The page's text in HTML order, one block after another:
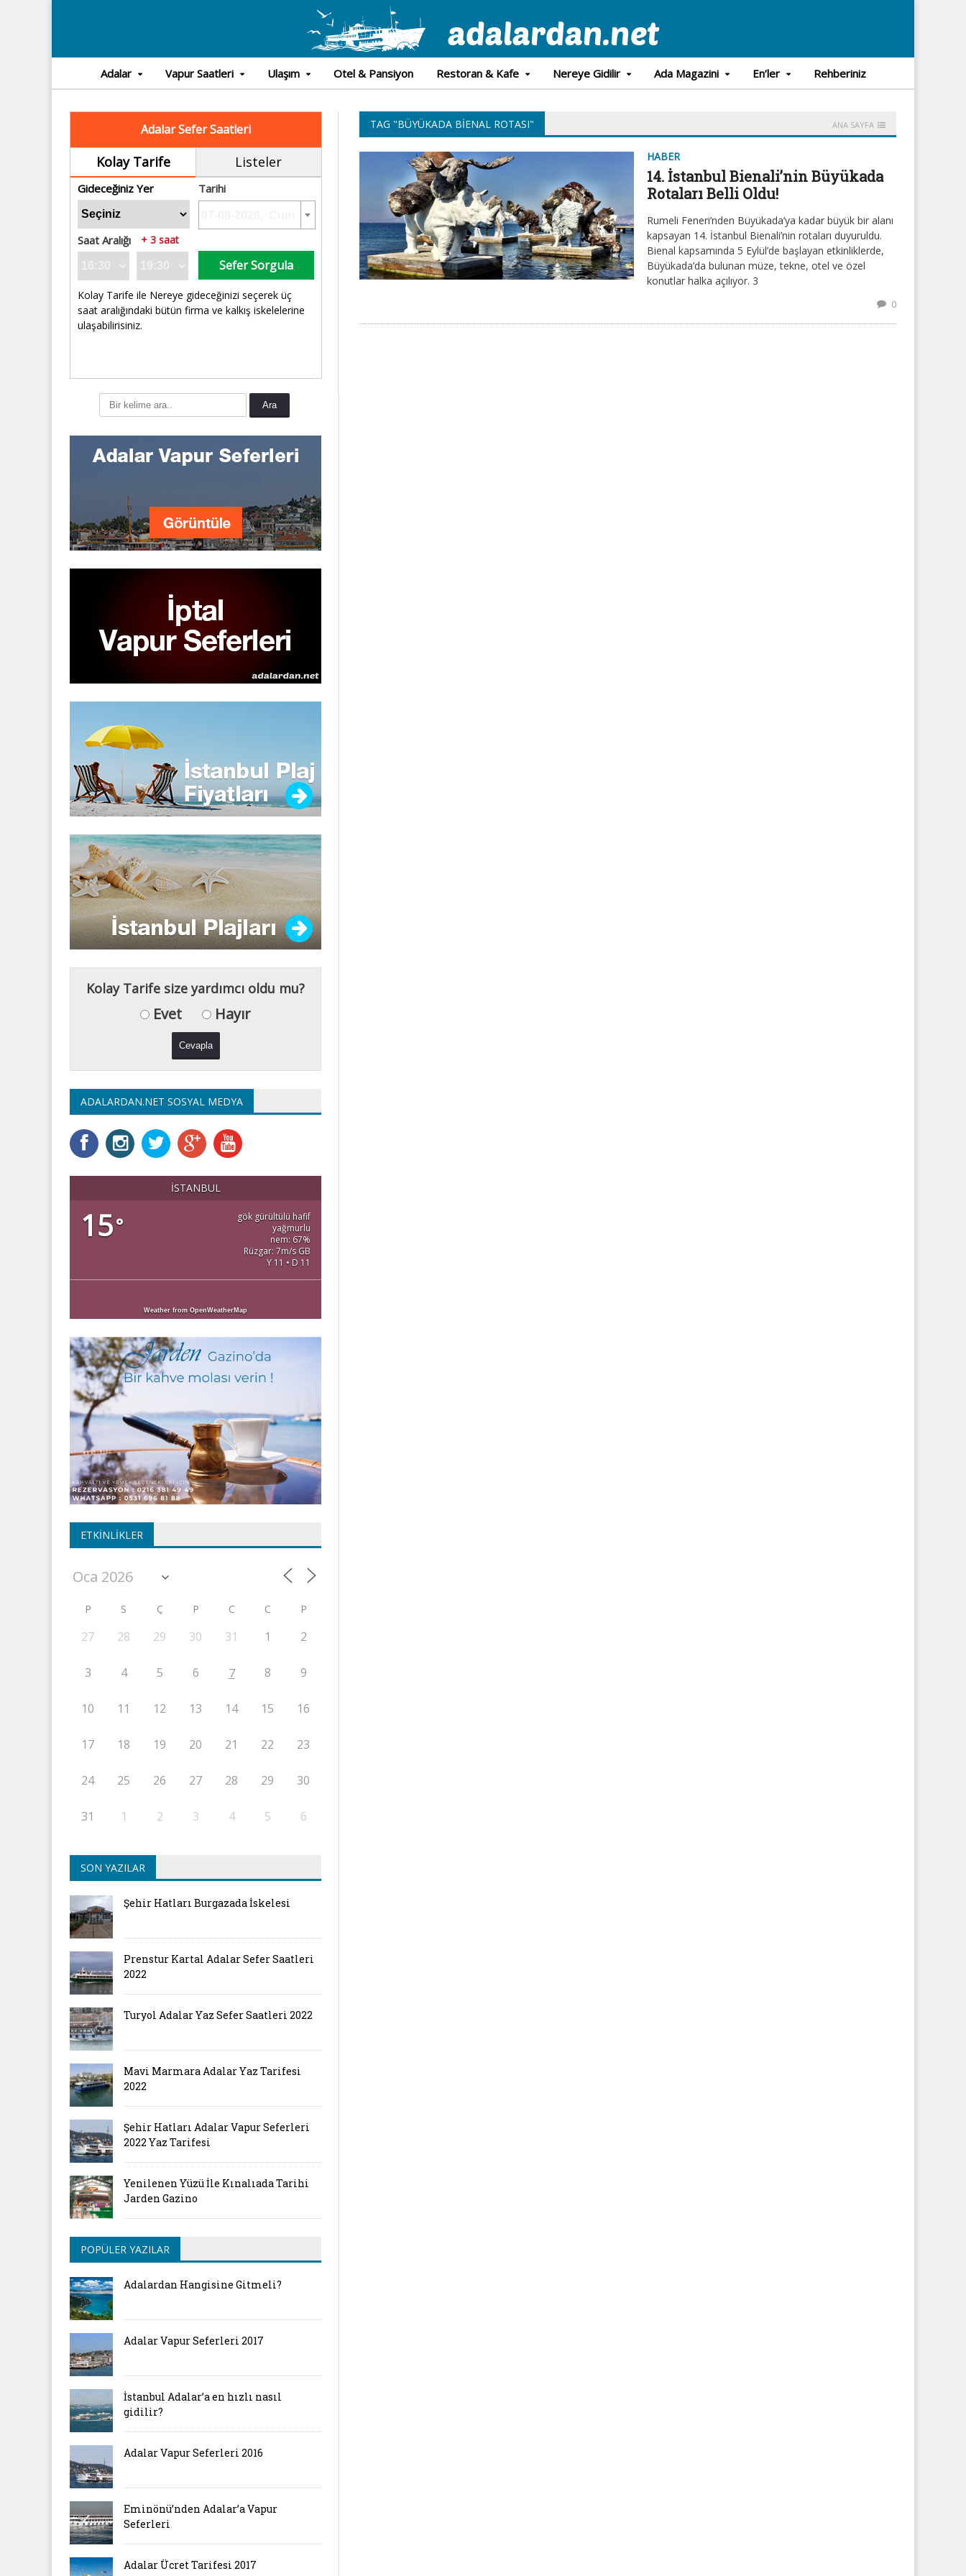
Adalar Vapur Saatleri Ulaşım Otel & Pansiyon Restoran & Kafe Nereye Gidilir Ada Magazini En’ler Rehberiniz
Adalar Sefer Saatleri
Kolay Tarife Listeler
Gideceğiniz Yer Tarihi
Saat Aralığı + 3 saat
Sefer Sorgula
Kolay Tarife ile Nereye gideceğinizi seçerek üç
saat aralığındaki bütün firma ve kalkış iskelelerine
ulaşabilirisiniz.
TAG "BÜYÜKADA BIENAL ROTASI" ANA SAYFA
HABER
14. İstanbul Bienali’nin Büyükada
Rotaları Belli Oldu!
Rumeli Feneri’nden Büyükada’ya kadar büyük bir alanı
kapsayan 14. İstanbul Bienali’nin rotaları duyuruldu.
Bienal kapsamında 5 Eylül’de başlayan etkinliklerde,
Büyükada’da bulunan müze, tekne, otel ve özel
konutlar halka açılıyor. 3
0
Kolay Tarife size yardımcı oldu mu?
Evet Hayır
ADALARDAN.NET SOSYAL MEDYA
İSTANBUL
15°
gök gürültülü hafif
yağmurlu
nem: 67%
Rüzgar: 7m/s GB
Y 11 • D 11
Weather from OpenWeatherMap
ETKINLIKLER
P S Ç P C C P
27 28 29 30 31 1 2
3 4 5 6 7 8 9
10 11 12 13 14 15 16
17 18 19 20 21 22 23
24 25 26 27 28 29 30
31 1 2 3 4 5 6
SON YAZILAR
Şehir Hatları Burgazada İskelesi
Prenstur Kartal Adalar Sefer Saatleri
2022
Turyol Adalar Yaz Sefer Saatleri 2022
Mavi Marmara Adalar Yaz Tarifesi
2022
Şehir Hatları Adalar Vapur Seferleri
2022 Yaz Tarifesi
Yenilenen Yüzü İle Kınalıada Tarihi
Jarden Gazino
POPÜLER YAZILAR
Adalardan Hangisine Gitmeli?
Adalar Vapur Seferleri 2017
İstanbul Adalar’a en hızlı nasıl
gidilir?
Adalar Vapur Seferleri 2016
Eminönü’nden Adalar’a Vapur
Seferleri
Adalar Ücret Tarifesi 2017